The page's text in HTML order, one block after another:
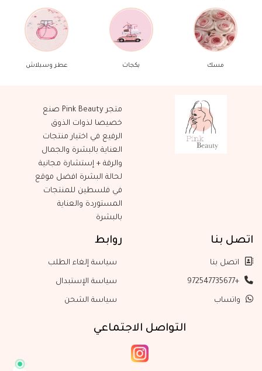
مسك بكجات عطر وسبلاش
متجر Pink Beauty صنع
خصيصا لذوات الذوق
الرفيع في اختيار منتجات
العناية بالبشرة والجمال
والرقة + إستشارة مجانية
لحالة البشرة افضل موقع
في فلسطين للمنتجات
المستوردة والعناية
بالبشرة
اتصل بنا
اتصل بنا
+972547735677
واتساب
روابط
سياسة إلغاء الطلب
سياسة الإستبدال
سياسة الشحن
التواصل الاجتماعي